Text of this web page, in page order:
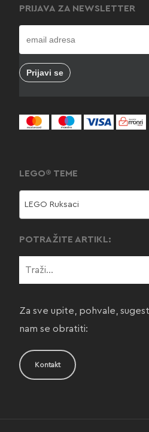
PRIJAVA ZA NEWSLETTER
LEGO® TEME
LEGO Ruksaci
POTRAŽITE ARTIKL:
Za sve upite, pohvale,
nam se obratiti:
Kontakt